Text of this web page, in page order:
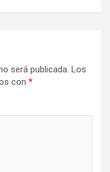
será publicada. Los
con *